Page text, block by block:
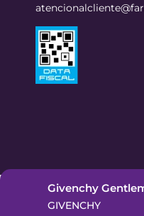
Givenchy
GIVENCHY
Todos los derechos